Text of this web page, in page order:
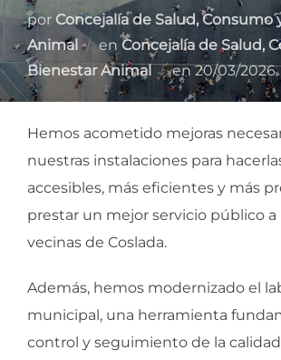
porConcejalía de Salud, Consumo
Animal
en Concejalía de Salud,
Bienestar Animal
enPublicado
el
20/03/2026
Hemos acometido mejoras
nuestras instalaciones para
accesibles, más eficientes y más
prestar un mejor servicio público a
vecinas de Coslada.
Además, hemos modernizado el
municipal, una herramienta
control y seguimiento de la